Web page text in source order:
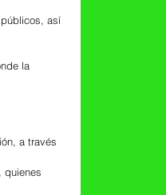
así
la
a través
quienes